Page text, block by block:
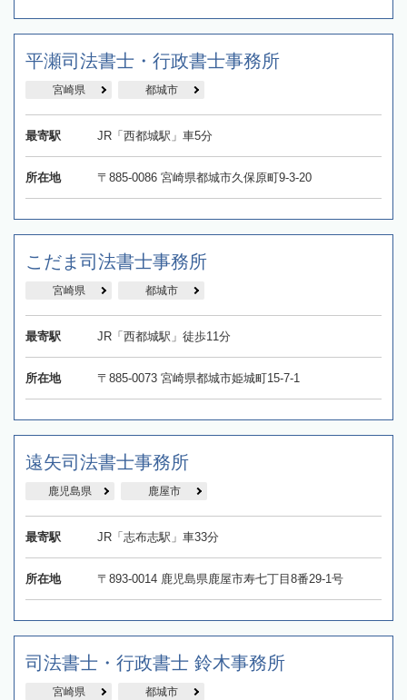
平瀬司法書士・行政書士事務所
宮崎県 都城市
最寄駅 JR「西都城駅」車5分
所在地 〒885-0086 宮崎県都城市久保原町9-3-20
こだま司法書士事務所
宮崎県 都城市
最寄駅 JR「西都城駅」徒歩11分
所在地 〒885-0073 宮崎県都城市姫城町15-7-1
遠矢司法書士事務所
鹿児島県 鹿屋市
最寄駅 JR「志布志駅」車33分
所在地 〒893-0014 鹿児島県鹿屋市寿七丁目8番29-1号
司法書士・行政書士 鈴木事務所
宮崎県 都城市